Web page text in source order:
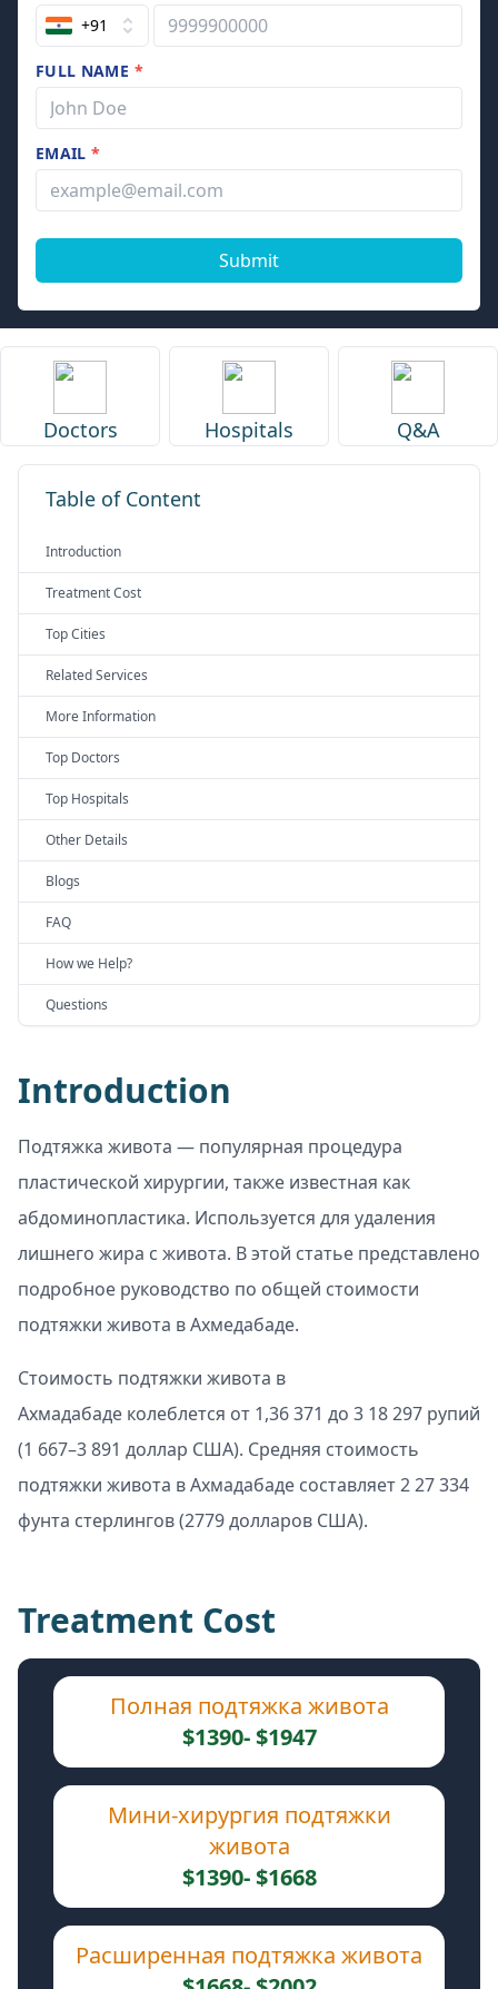
+91
FULL NAME *
EMAIL*
Submit
Doctors Hospitals Q&A
Table of Content
Introduction
Treatment Cost
Top Cities
Related Services
More Information
Top Doctors
Top Hospitals
Other Details
Blogs
FAQ
How we Help?
Questions
Introduction
Подтяжка живота — популярная процедура
пластической хирургии, также известная как
абдоминопластика. Используется для удаления
лишнего жира с живота. В этой статье представлено
подробное руководство по общей стоимости
подтяжки живота в Ахмедабаде.
Стоимость подтяжки живота в
Ахмадабаде колеблется от 1,36 371 до 3 18 297 рупий
(1 667–3 891 доллар США). Средняя стоимость
подтяжки живота в Ахмадабаде составляет 2 27 334
фунта стерлингов (2779 долларов США).
Treatment Cost
Полная подтяжка живота
$1390- $1947
Мини-хирургия подтяжки
живота
$1390- $1668
Расширенная подтяжка живота